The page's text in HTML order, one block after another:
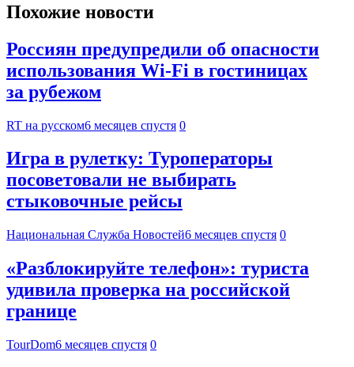
Похожие новости
Россиян предупредили об опасности
использования Wi-Fi в гостиницах
за рубежом
RT на русском6 месяцев спустя 0
Игра в рулетку: Туроператоры
посоветовали не выбирать
стыковочные рейсы
Национальная Служба Новостей6 месяцев спустя 0
«Разблокируйте телефон»: туриста
удивила проверка на российской
границе
TourDom6 месяцев спустя 0